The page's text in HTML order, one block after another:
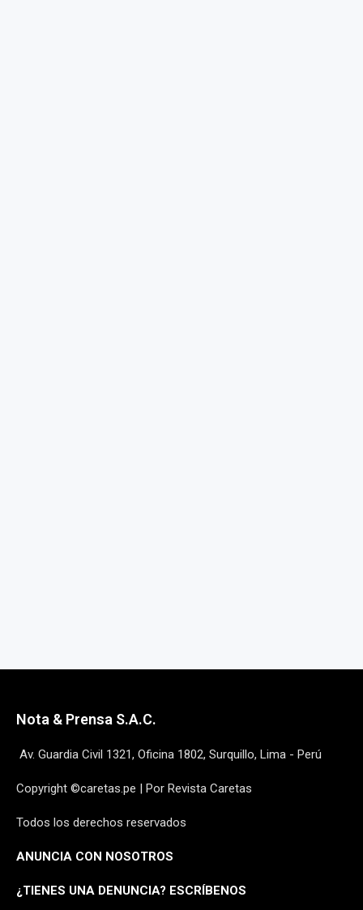
Nota & Prensa S.A.C.
Av. Guardia Civil 1321, Oficina 1802, Surquillo, Lima - Perú
Copyright ©caretas.pe | Por Revista Caretas
Todos los derechos reservados
ANUNCIA CON NOSOTROS
¿TIENES UNA DENUNCIA? ESCRÍBENOS